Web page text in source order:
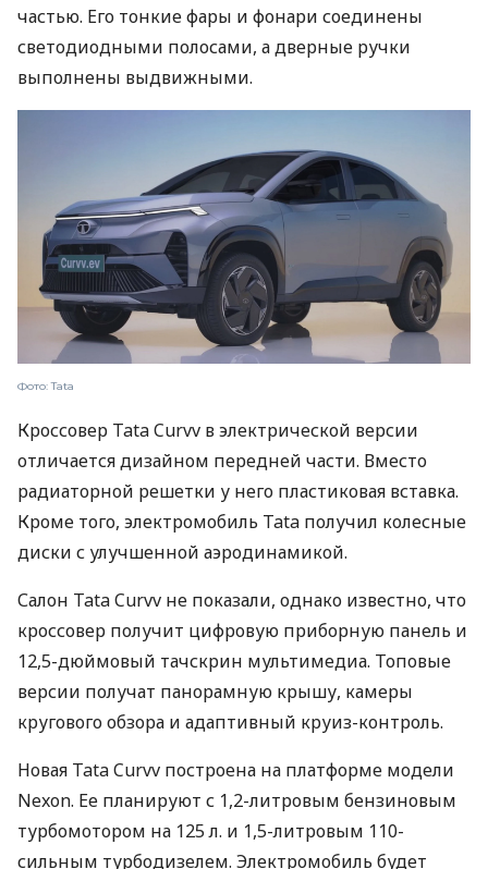
частью. Его тонкие фары и фонари соединены
светодиодными полосами, а дверные ручки
выполнены выдвижными.
Фото: Tata
Кроссовер Tata Curvv в электрической версии
отличается дизайном передней части. Вместо
радиаторной решетки у него пластиковая вставка.
Кроме того, электромобиль Tata получил колесные
диски с улучшенной аэродинамикой.
Салон Tata Curvv не показали, однако известно, что
кроссовер получит цифровую приборную панель и
12,5-дюймовый тачскрин мультимедиа. Топовые
версии получат панорамную крышу, камеры
кругового обзора и адаптивный круиз-контроль.
Новая Tata Curvv построена на платформе модели
Nexon. Ее планируют с 1,2-литровым бензиновым
турбомотором на 125 л. и 1,5-литровым 110-
сильным турбодизелем. Электромобиль будет